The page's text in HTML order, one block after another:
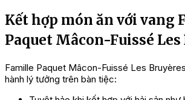
Kết hợp món ăn với vang
Paquet Mâcon-Fuissé
Famille Paquet Mâcon-Fuissé Les
hành lý tưởng trên bàn tiệc: